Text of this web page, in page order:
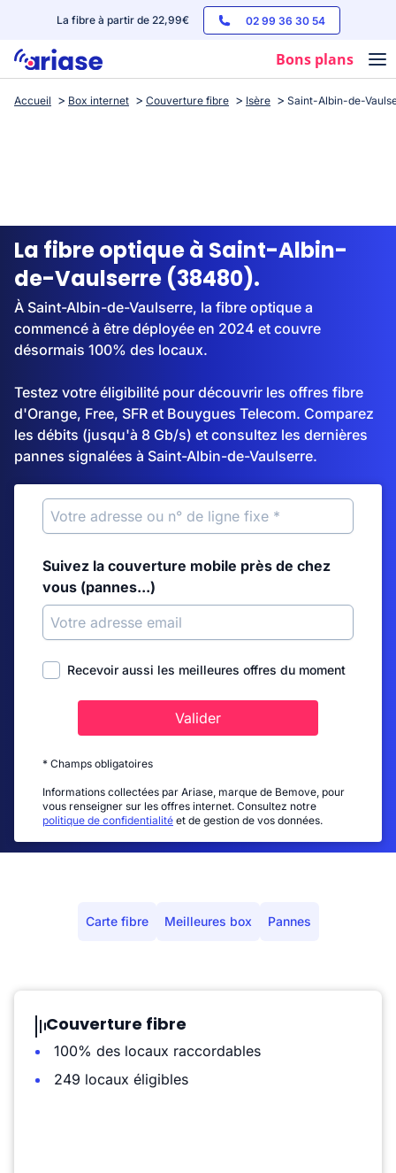
La fibre à partir de 22,99€ 02 99 36 30 54
Bons plans
Box internet
Streaming
Accueil Box internet Couverture fibre Isère Saint-Albin-de-
La fibre optique à Saint-Albin-
de-Vaulserre (38480).
À Saint-Albin-de-Vaulserre, la fibre optique a
commencé à être déployée en 2024 et couvre
désormais 100% des locaux.
Testez votre éligibilité pour découvrir les offres fibre
d'Orange, Free, SFR et Bouygues Telecom. Comparez
les débits (jusqu'à 8 Gb/s) et consultez les dernières
pannes signalées à Saint-Albin-de-Vaulserre.
Suivez la couverture mobile près de chez
vous (pannes...)
Recevoir aussi les meilleures offres du moment
Valider
* Champs obligatoires
Informations collectées par Ariase, marque de Bemove, pour
vous renseigner sur les offres internet. Consultez notre
politique de confidentialité et de gestion de vos données.
Carte fibre Meilleures box Pannes
Couverture fibre
100% des locaux raccordables
249 locaux éligibles